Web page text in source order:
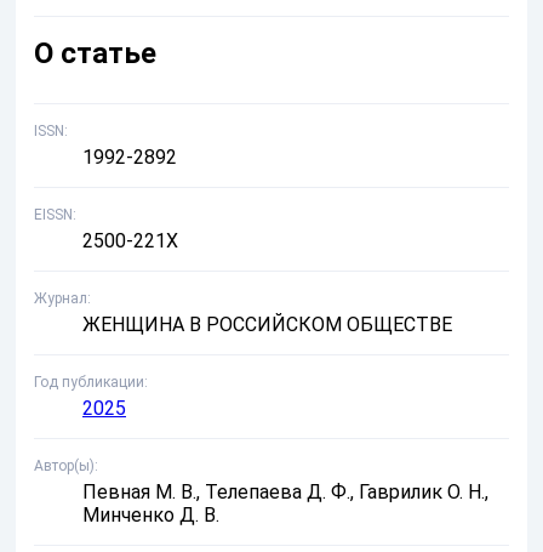
О статье
ISSN
1992-2892
EISSN
2500-221X
Журнал
ЖЕНЩИНА В РОССИЙСКОМ ОБЩЕСТВЕ
Год публикации
2025
Автор(ы)
Певная М. В., Телепаева Д. Ф., Гаврилик О. Н.,
Минченко Д. В.